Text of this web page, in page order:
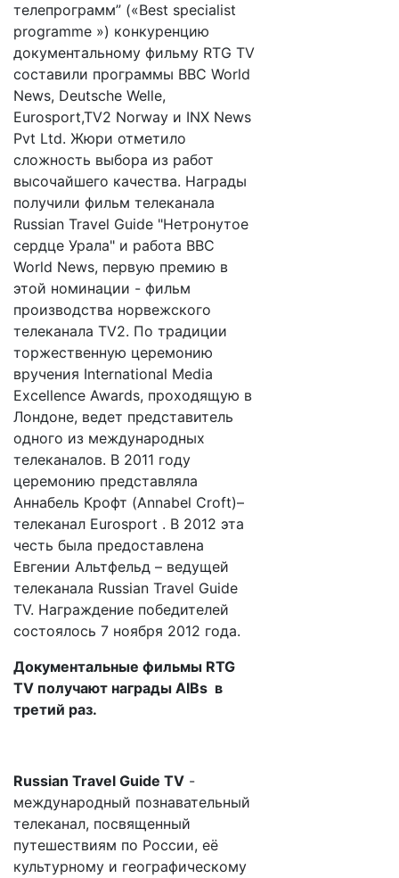
телепрограмм” («Best specialist
programme ») конкуренцию
документальному фильму RTG TV
cоставили программы BBC World
News, Deutsche Welle,
Eurosport,TV2 Norway и INX News
Pvt Ltd. Жюри отметило
сложность выбора из работ
высочайшего качества. Награды
получили фильм телеканала
Russian Travel Guide "Нетронутое
сердце Урала" и работа BBC
World News, первую премию в
этой номинации - фильм
производства норвежского
телеканала TV2. По традиции
торжественную церемонию
вручения International Media
Excellence Awards, проходящую в
Лондоне, ведет представитель
одного из международных
телеканалов. В 2011 году
церемонию представляла
Аннабель Крофт (Annabel Croft)–
телеканал Eurosport . В 2012 эта
честь была предоставлена
Евгении Альтфельд – ведущей
телеканала Russian Travel Guide
TV. Награждение победителей
состоялось 7 ноября 2012 года.
Документальные фильмы RTG
TV получают награды AIBs в
третий раз.
Russian Travel Guide TV -
международный познавательный
телеканал, посвященный
путешествиям по России, её
культурному и географическому